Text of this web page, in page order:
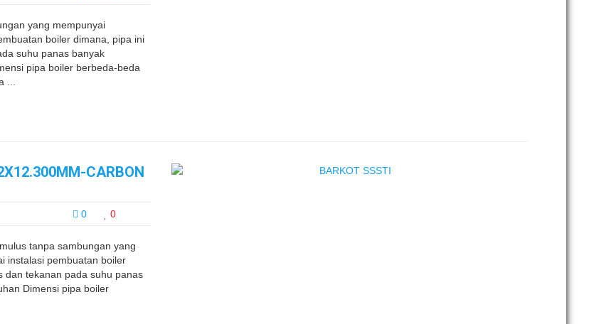
yang mempunyai
boiler dimana, pipa ini
suhu panas banyak
pipa boiler berbeda-beda
CARBON
0 0
tanpa sambungan yang
instalasi pembuatan boiler
dan tekanan pada suhu panas
Dimensi pipa boiler